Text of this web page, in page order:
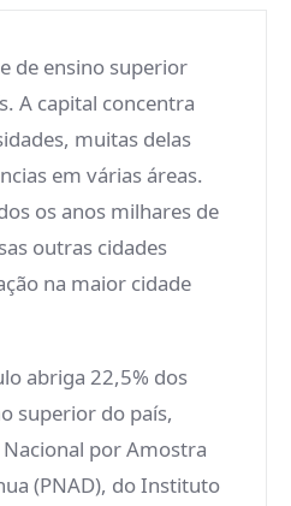
de ensino superior
A capital concentra
muitas delas
em várias áreas.
os anos milhares de
outras cidades
na maior cidade
abriga 22,5% dos
superior do país,
por Amostra
(PNAD), do Instituto